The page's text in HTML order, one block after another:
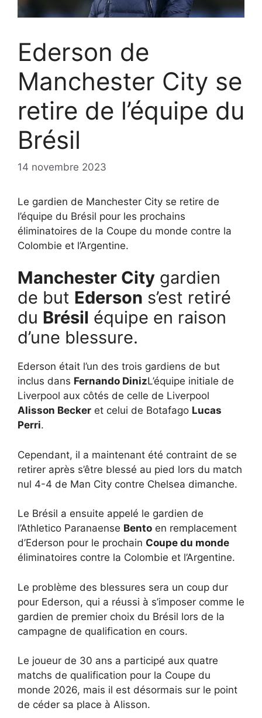
Ederson de
Manchester City se
retire de l’équipe du
Brésil
14 novembre 2023
Le gardien de Manchester City se retire de
l’équipe du Brésil pour les prochains
éliminatoires de la Coupe du monde contre la
Colombie et l’Argentine.
Manchester City gardien
de but Ederson s’est retiré
du Brésil équipe en raison
d’une blessure.
Ederson était l’un des trois gardiens de but
inclus dans Fernando DinizL’équipe initiale de
Liverpool aux côtés de celle de Liverpool
Alisson Becker et celui de Botafago Lucas
Perri.
Cependant, il a maintenant été contraint de se
retirer après s’être blessé au pied lors du match
nul 4-4 de Man City contre Chelsea dimanche.
Le Brésil a ensuite appelé le gardien de
l’Athletico Paranaense Bento en remplacement
d’Ederson pour le prochain Coupe du monde
éliminatoires contre la Colombie et l’Argentine.
Le problème des blessures sera un coup dur
pour Ederson, qui a réussi à s’imposer comme le
gardien de premier choix du Brésil lors de la
campagne de qualification en cours.
Le joueur de 30 ans a participé aux quatre
matchs de qualification pour la Coupe du
monde 2026, mais il est désormais sur le point
de céder sa place à Alisson.